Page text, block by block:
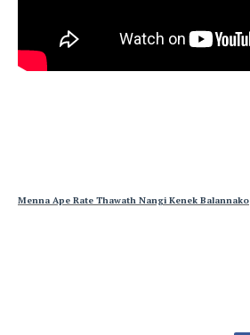
Menna Ape Rate Thawath Nangi Kenek Balannako